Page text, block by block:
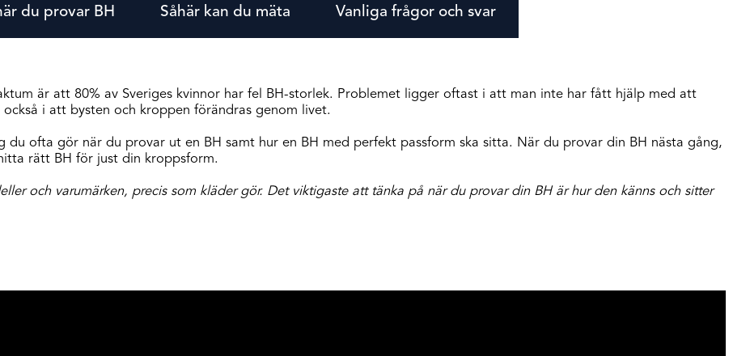
du provar BH Såhär kan du mäta Vanliga frågor och svar
är att 80% av Sveriges kvinnor har fel BH-storlek. Problemet ligger oftast i att man inte har fått hjälp med att
i att bysten och kroppen förändras genom livet.
du ofta gör när du provar ut en BH samt hur en BH med perfekt passform ska sitta. När du provar din BH nästa gång,
rätt BH för just din kroppsform.
och varumärken, precis som kläder gör. Det viktigaste att tänka på när du provar din BH är hur den känns och sitter